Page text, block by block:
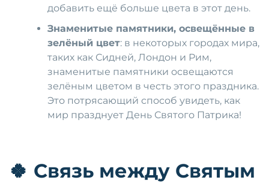
добавить ещё больше цвета в этот день.
Знаменитые памятники, освещённые в
зелёный цвет: в некоторых городах мира,
таких как Сидней, Лондон и Рим,
знаменитые памятники освещаются
зелёным цветом в честь этого праздника.
Это потрясающий способ увидеть, как
мир празднует День Святого Патрика!
🍀 Связь между Святым